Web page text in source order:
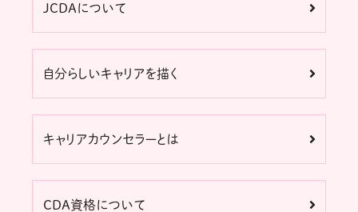
JCDAについて
自分らしいキャリアを描く
キャリアカウンセラーとは
CDA資格について